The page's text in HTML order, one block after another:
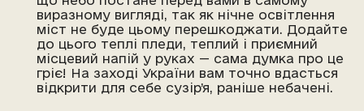
виразному вигляді, так як нічне освітлення
міст не буде цьому перешкоджати. Додайте
до цього теплі пледи, теплий і приємний
місцевий напій у руках — сама думка про це
гріє! На заході України вам точно вдасться
відкрити для себе сузір’я, раніше небачені.